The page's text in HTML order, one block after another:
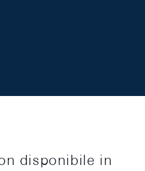
disponibile in